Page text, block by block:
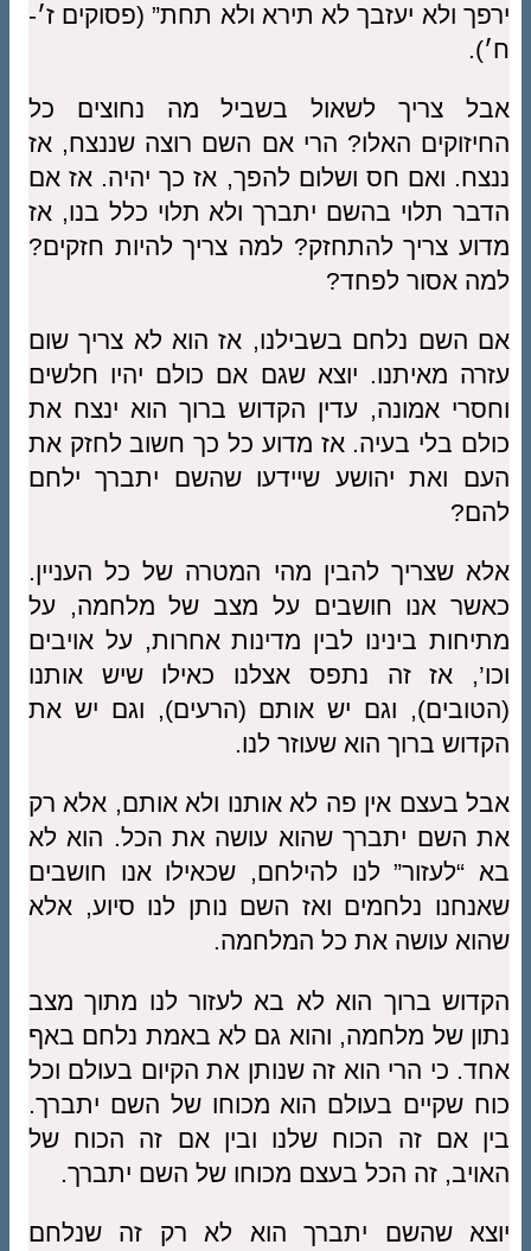
ירפך ולא יעזבך לא תירא ולא תחת” (פסוקים ז׳-
ח׳).
אבל צריך לשאול בשביל מה נחוצים כל
החיזוקים האלו? הרי אם השם רוצה שננצח, אז
ננצח. ואם חס ושלום להפך, אז כך יהיה. אז אם
הדבר תלוי בהשם יתברך ולא תלוי כלל בנו, אז
מדוע צריך להתחזק? למה צריך להיות חזקים?
למה אסור לפחד?
אם השם נלחם בשבילנו, אז הוא לא צריך שום
עזרה מאיתנו. יוצא שגם אם כולם יהיו חלשים
וחסרי אמונה, עדין הקדוש ברוך הוא ינצח את
כולם בלי בעיה. אז מדוע כל כך חשוב לחזק את
העם ואת יהושע שיידעו שהשם יתברך ילחם
להם?
אלא שצריך להבין מהי המטרה של כל העניין.
כאשר אנו חושבים על מצב של מלחמה, על
מתיחות בינינו לבין מדינות אחרות, על אויבים
וכו’, אז זה נתפס אצלנו כאילו שיש אותנו
(הטובים), וגם יש אותם (הרעים), וגם יש את
הקדוש ברוך הוא שעוזר לנו.
אבל בעצם אין פה לא אותנו ולא אותם, אלא רק
את השם יתברך שהוא עושה את הכל. הוא לא
בא “לעזור” לנו להילחם, שכאילו אנו חושבים
שאנחנו נלחמים ואז השם נותן לנו סיוע, אלא
שהוא עושה את כל המלחמה.
הקדוש ברוך הוא לא בא לעזור לנו מתוך מצב
נתון של מלחמה, והוא גם לא באמת נלחם באף
אחד. כי הרי הוא זה שנותן את הקיום בעולם וכל
כוח שקיים בעולם הוא מכוחו של השם יתברך.
בין אם זה הכוח שלנו ובין אם זה הכוח של
האויב, זה הכל בעצם מכוחו של השם יתברך.
יוצא שהשם יתברך הוא לא רק זה שנלחם